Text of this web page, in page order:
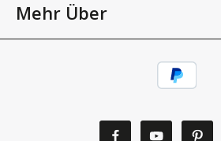
Mehr Über